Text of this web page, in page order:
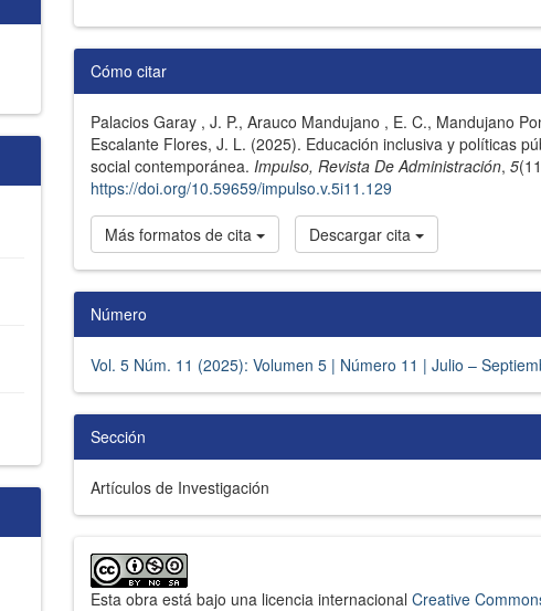
Detalles
del
artículo
Cómo citar
Palacios Garay , J. P., Arauco Mandujano , E. C., Mandujano
Escalante Flores, J. L. (2025). Educación inclusiva y políticas
social contemporánea. Impulso, Revista De Administración, 5
https://doi.org/10.59659/impulso.v.5i11.129
Más formatos de cita Descargar cita
Número
Vol. 5 Núm. 11 (2025): Volumen 5 | Número 11 | Julio –
Sección
Artículos de Investigación
Esta obra está bajo una licencia internacional Creative